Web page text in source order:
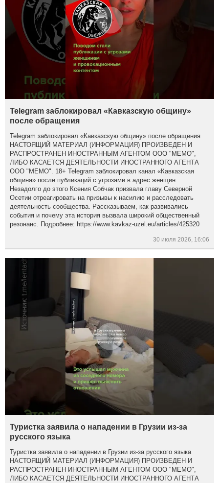
Telegram заблокировал «Кавказскую общину»
после обращения
Telegram заблокировал «Кавказскую общину» после обращения
НАСТОЯЩИЙ МАТЕРИАЛ (ИНФОРМАЦИЯ) ПРОИЗВЕДЕН И
РАСПРОСТРАНЕН ИНОСТРАННЫМ АГЕНТОМ ООО "МЕМО",
ЛИБО КАСАЕТСЯ ДЕЯТЕЛЬНОСТИ ИНОСТРАННОГО АГЕНТА
ООО "МЕМО". 18+ Telegram заблокировал канал «Кавказская
община» после публикаций с угрозами в адрес женщин.
Незадолго до этого Ксения Собчак призвала главу Северной
Осетии отреагировать на призывы к насилию и расследовать
деятельность сообщества. Рассказываем, как развивались
события и почему эта история вызвала широкий общественный
резонанс. Подробнее: https://www.kavkaz-uzel.eu/articles/425320
30 июля 2026, 16:06
Туристка заявила о нападении в Грузии из-за
русского языка
Туристка заявила о нападении в Грузии из-за русского языка
НАСТОЯЩИЙ МАТЕРИАЛ (ИНФОРМАЦИЯ) ПРОИЗВЕДЕН И
РАСПРОСТРАНЕН ИНОСТРАННЫМ АГЕНТОМ ООО "МЕМО",
ЛИБО КАСАЕТСЯ ДЕЯТЕЛЬНОСТИ ИНОСТРАННОГО АГЕНТА